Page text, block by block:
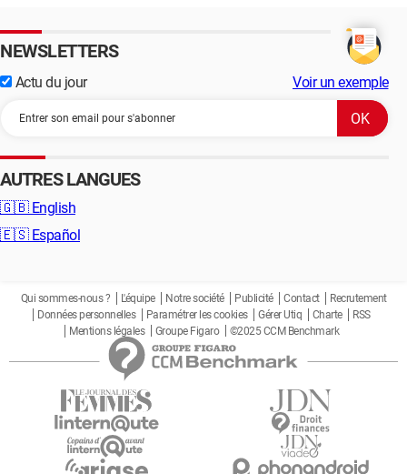
NEWSLETTERS
Actu du jour Voir un exemple
AUTRES LANGUES
🇬🇧 English
🇪🇸 Español
Qui sommes-nous ? L'équipe Notre société Publicité Contact
Recrutement
Données personnelles
Paramétrer les cookies Gérer Utiq Charte
RSS
Mentions légales
Groupe Figaro ©2025 CCM Benchmark